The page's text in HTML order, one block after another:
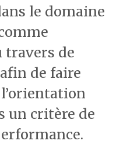
le domaine
travers de
de faire
un critère de